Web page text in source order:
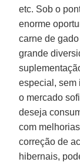
etc. Sob o
enorme
carne de
grande
especial, sem
o mercado
deseja
com
correção de
hibernais,